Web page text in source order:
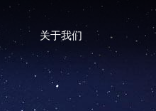
关于我们